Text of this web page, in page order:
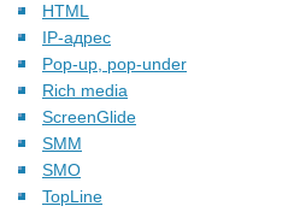
HTML
IP-адрес
Pop-up, pop-under
Rich media
ScreenGlide
SMM
SMO
TopLine